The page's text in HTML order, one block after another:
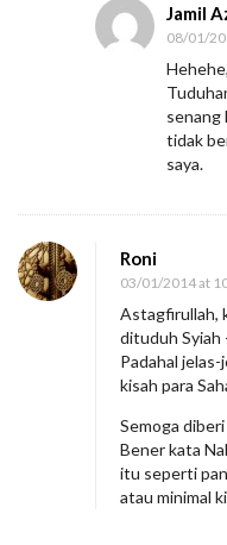
Jamil
08/01/
senang
tidak
saya.
Roni
03/01/2014 at
Astagfirullah,
dituduh Syiah
Padahal
kisah para
Semoga
Bener kata
itu seperti
atau minimal